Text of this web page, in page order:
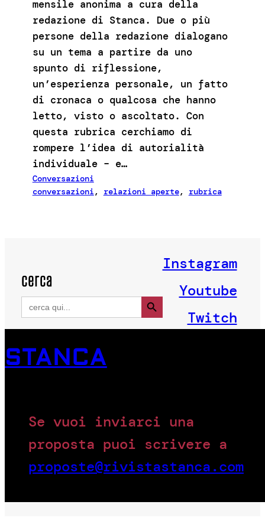
mensile anonima a cura della
redazione di Stanca. Due o più
persone della redazione dialogano
su un tema a partire da uno
spunto di riflessione,
un’esperienza personale, un fatto
di cronaca o qualcosa che hanno
letto, visto o ascoltato. Con
questa rubrica cerchiamo di
rompere l’idea di autorialità
individuale – e…
Conversazioni
conversazioni, relazioni aperte, rubrica
cerca
Search
for:
Search Button
Instagram
Youtube
Twitch
STANCA
Se vuoi inviarci una
proposta puoi scrivere a
proposte@rivistastanca.com